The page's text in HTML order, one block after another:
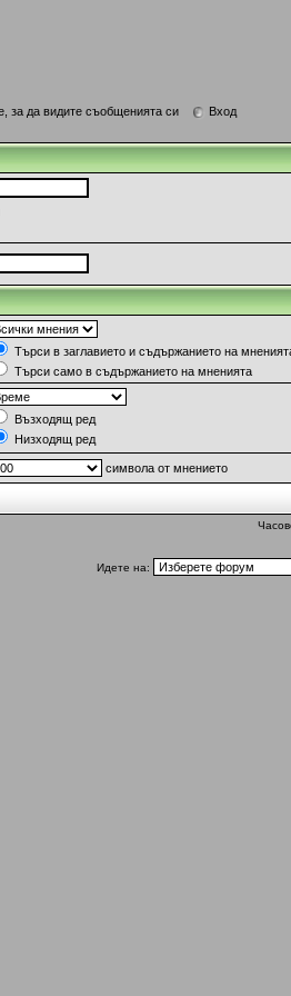
за да видите съобщенията си
Вход
Търси в заглавието и съдържанието на
Търси само в съдържанието на мненията
Възходящ ред
Низходящ ред
символа от мнението
Идете на: